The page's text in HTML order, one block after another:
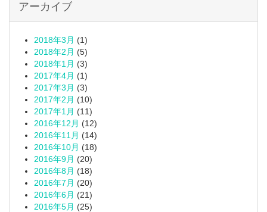
アーカイブ
2018年3月 (1)
2018年2月 (5)
2018年1月 (3)
2017年4月 (1)
2017年3月 (3)
2017年2月 (10)
2017年1月 (11)
2016年12月 (12)
2016年11月 (14)
2016年10月 (18)
2016年9月 (20)
2016年8月 (18)
2016年7月 (20)
2016年6月 (21)
2016年5月 (25)